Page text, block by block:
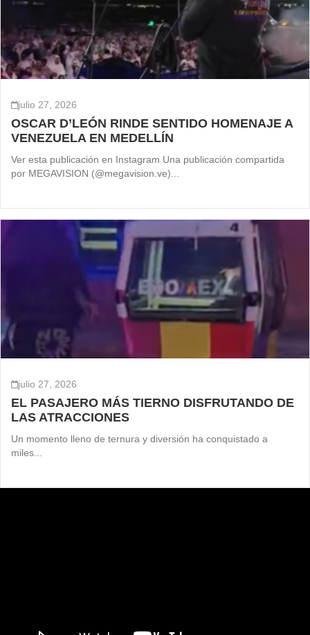
julio 27, 2026
OSCAR D’LEÓN RINDE SENTIDO HOMENAJE A
VENEZUELA EN MEDELLÍN
Ver esta publicación en Instagram Una publicación compartida
por MEGAVISION (@megavision.ve)...
julio 27, 2026
EL PASAJERO MÁS TIERNO DISFRUTANDO DE
LAS ATRACCIONES
Un momento lleno de ternura y diversión ha conquistado a
miles...